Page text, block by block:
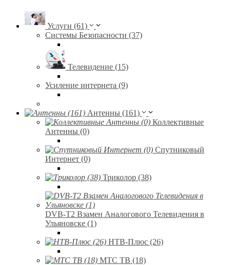
Услуги (61)
Системы Безопасности (37)
Телевидение (15)
Усиление интернета (9)
Антенны (161)
Коллективные
Антенны (0)
Спутниковый
Интернет (0)
Триколор (38)
DVB-T2 Взамен Аналогового Телевидения в
Ульяновске (1)
НТВ-Плюс (26)
МТС ТВ (18)